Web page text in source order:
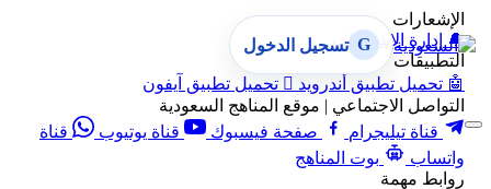
الإشعارات
🔔 إدارة الإشعارات
التطبيقات
🤖 تحميل تطبيق أندرويد  تحميل تطبيق آيفون
التواصل الاجتماعي | موقع المناهج السعودية
قناة تيليجرام
صفحة فيسبوك قناة يوتيوب
قناة
واتساب
بوت المناهج
روابط مهمة
G تسجيل الدخول